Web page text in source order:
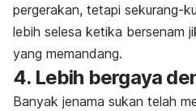
pergerakan, tetapi sekurang-
lebih selesa ketika bersenam
yang memandang.
4. Lebih bergaya
Banyak jenama sukan telah